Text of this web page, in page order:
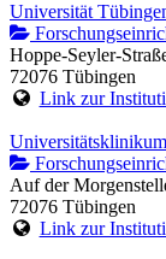
Universität
Hoppe-Seyler-
72076 Tübingen
Link zur
Auf der
72076 Tübingen
Link zur